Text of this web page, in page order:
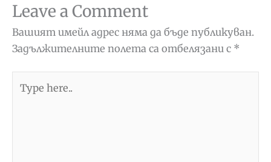
Leave a Comment
Вашият имейл адрес няма да бъде публикуван.
Задължителните полета са отбелязани с *
here..